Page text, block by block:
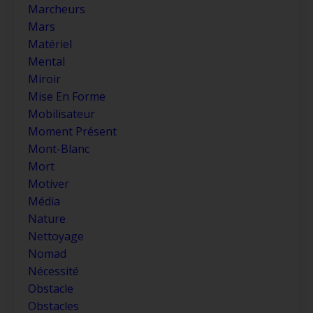
Marcheurs
Mars
Matériel
Mental
Miroir
Mise En Forme
Mobilisateur
Moment Présent
Mont-Blanc
Mort
Motiver
Média
Nature
Nettoyage
Nomad
Nécessité
Obstacle
Obstacles